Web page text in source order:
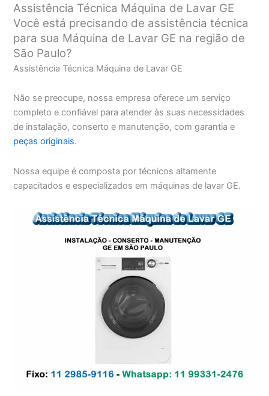
Assistência Técnica Máquina de Lavar GE
Você está precisando de assistência técnica
para sua Máquina de Lavar GE na região de
São Paulo?
Assistência Técnica Máquina de Lavar GE
Não se preocupe, nossa empresa oferece um serviço
completo e confiável para atender às suas necessidades
de instalação, conserto e manutenção, com garantia e
peças originais.
Nossa equipe é composta por técnicos altamente
capacitados e especializados em máquinas de lavar GE.